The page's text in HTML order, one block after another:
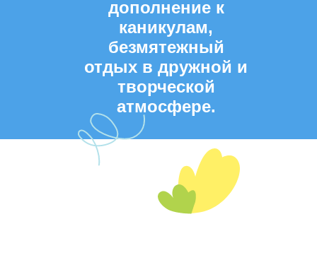
дополнение к
каникулам,
безмятежный
отдых в дружной и
творческой
атмосфере.